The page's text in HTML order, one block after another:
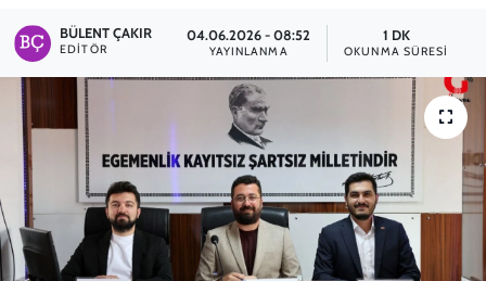
BÜLENT ÇAKIR
EDITÖR
04.06.2026 - 08:52
YAYINLANMA
1 DK
OKUNMA SÜRESI